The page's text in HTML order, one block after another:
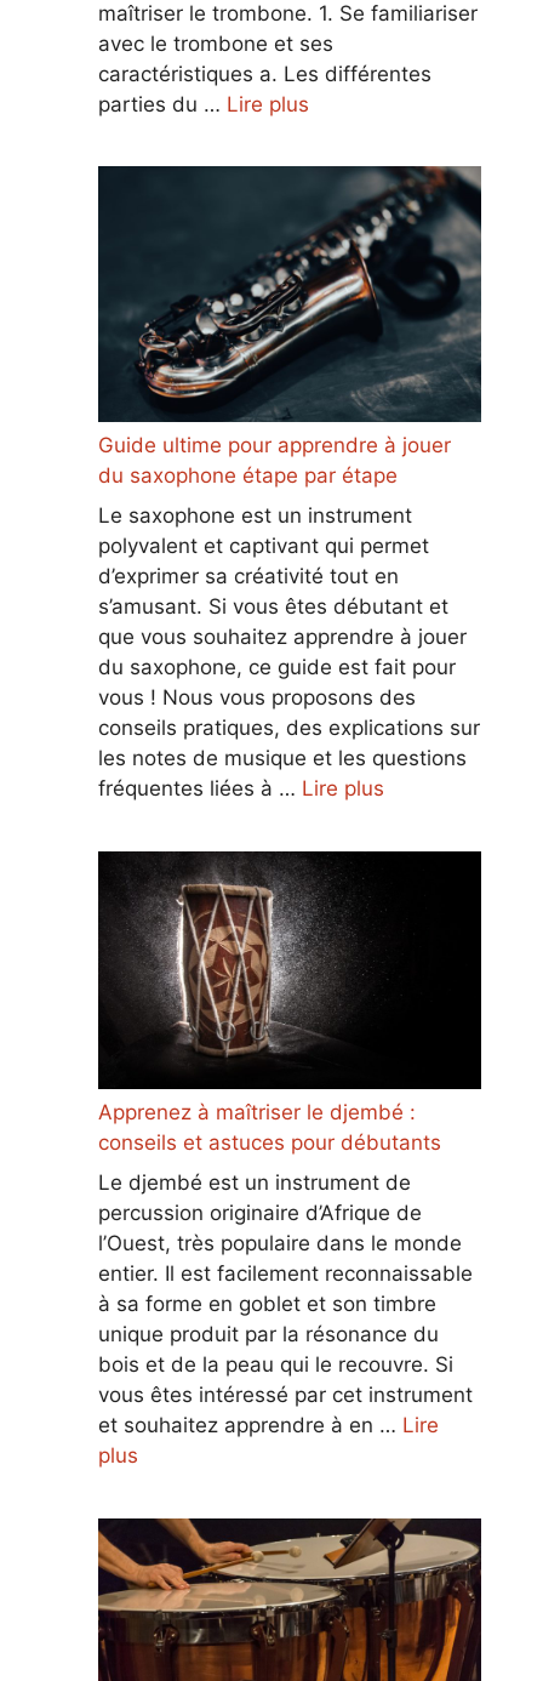
maîtriser le trombone. 1. Se familiariser
avec le trombone et ses
caractéristiques a. Les différentes
parties du … Lire plus
Guide ultime pour apprendre à jouer
du saxophone étape par étape
Le saxophone est un instrument
polyvalent et captivant qui permet
d’exprimer sa créativité tout en
s’amusant. Si vous êtes débutant et
que vous souhaitez apprendre à jouer
du saxophone, ce guide est fait pour
vous ! Nous vous proposons des
conseils pratiques, des explications sur
les notes de musique et les questions
fréquentes liées à … Lire plus
Apprenez à maîtriser le djembé :
conseils et astuces pour débutants
Le djembé est un instrument de
percussion originaire d’Afrique de
l’Ouest, très populaire dans le monde
entier. Il est facilement reconnaissable
à sa forme en goblet et son timbre
unique produit par la résonance du
bois et de la peau qui le recouvre. Si
vous êtes intéressé par cet instrument
et souhaitez apprendre à en … Lire
plus